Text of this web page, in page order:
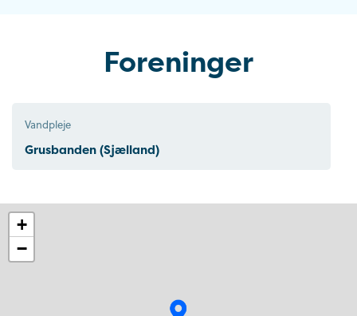
Foreninger
Vandpleje
Grusbanden (Sjælland)
+
−